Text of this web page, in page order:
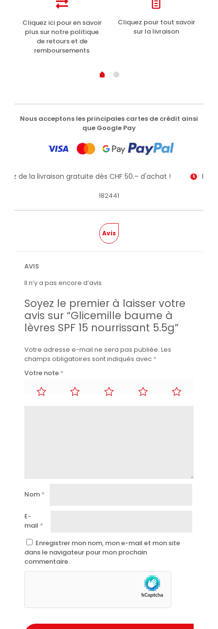
Cliquez ici pour en savoir
plus sur notre politique
de retours et de
remboursements
Cliquez pour tout savoir
sur la livraison
Nous acceptons les principales cartes de crédit ainsi
que Google Pay
de la livraison gratuite dès CHF 50.– d'achat !
182441
Avis
AVIS
Il n’y a pas encore d’avis.
Soyez le premier à laisser votre
avis sur “Glicemille baume à
lèvres SPF 15 nourrissant 5.5g”
Votre adresse e-mail ne sera pas publiée. Les
champs obligatoires sont indiqués avec *
Votre note *
Nom *
E-
mail *
Enregistrer mon nom, mon e-mail et mon site
dans le navigateur pour mon prochain
commentaire.